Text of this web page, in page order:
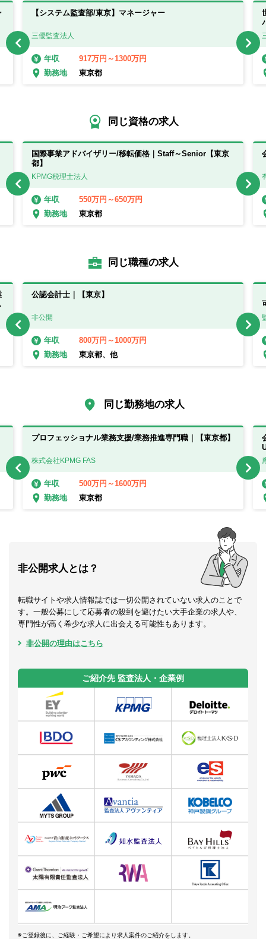
【システム監査部/東京】マネージャー
三優監査法人
年収
917万円～1300万円
勤務地
東京都
同じ資格の求人
国際事業アドバイザリー/移転価格｜Staff～Senior【東京
都】
KPMG税理士法人
年収
550万円～650万円
勤務地
東京都
同じ職種の求人
公認会計士｜【東京】
非公開
年収
800万円～1000万円
勤務地
東京都、他
同じ勤務地の求人
プロフェッショナル業務支援/業務推進専門職｜【東京都】
株式会社KPMG FAS
年収
500万円～1600万円
勤務地
東京都
非公開求人とは？
転職サイトや求人情報誌では一切公開されていない求人のことで
す。一般公募にして応募者の殺到を避けたい大手企業の求人や、
専門性が高く希少な求人に出会える可能性もあります。
非公開の理由はこちら
ご紹介先 監査法人・企業例
※ご登録後に、ご経験・ご希望により求人案件のご紹介をします。